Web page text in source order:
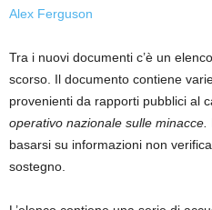
Alex Ferguson
Tra i nuovi documenti c’è un
scorso. Il documento contiene
provenienti da rapporti pubblici al
operativo nazionale sulle minacce.
basarsi su informazioni non
sostegno.